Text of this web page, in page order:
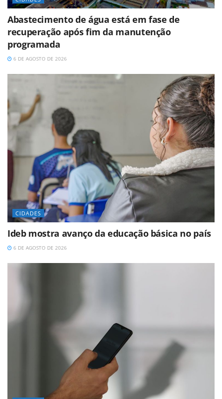
Abastecimento de água está em fase de
recuperação após fim da manutenção
programada
6 DE AGOSTO DE 2026
CIDADES
Ideb mostra avanço da educação básica no país
6 DE AGOSTO DE 2026